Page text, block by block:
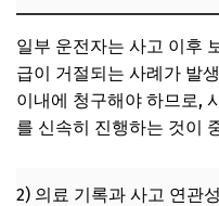
일부 운전자는 사고 이후
급이 거절되는 사례가 발
이내에 청구해야 하므로,
를 신속히 진행하는 것이
2) 의료 기록과 사고 연관